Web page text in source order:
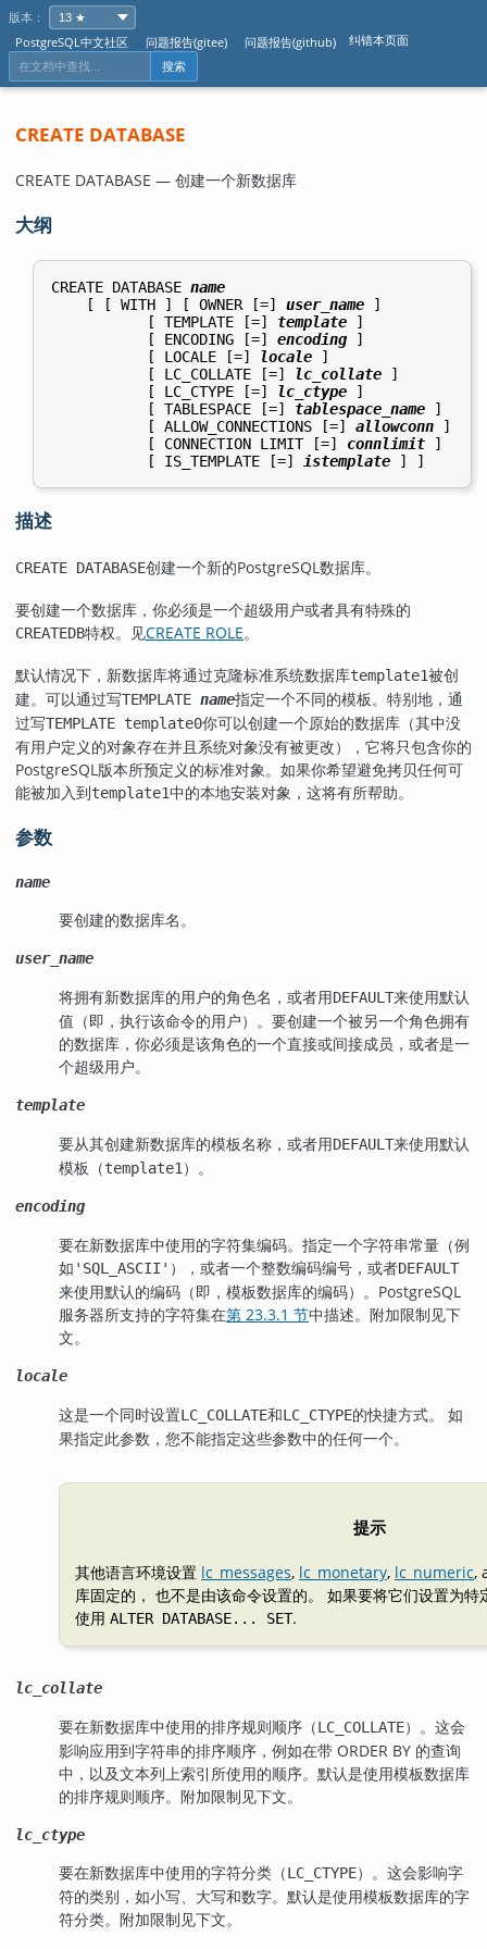
版本：
PostgreSQL中文社区
问题报告(gitee) 问题报告(github) 纠错本页面
搜索
CREATE DATABASE
CREATE DATABASE — 创建一个新数据库
大纲
CREATE DATABASE name
    [ [ WITH ] [ OWNER [=]
user_name ]
           [ TEMPLATE [=]
template ]
           [ ENCODING [=]
encoding ]
           [ LOCALE [=]
locale ]
           [ LC_COLLATE [=]
lc_collate ]
           [ LC_CTYPE [=]
lc_ctype ]
           [ TABLESPACE [=]
tablespace_name ]
           [ ALLOW_CONNECTIONS [=]
allowconn ]
           [ CONNECTION LIMIT [=]
connlimit ]
           [ IS_TEMPLATE [=]
istemplate
描述
CREATE DATABASE创建一个新的PostgreSQL数据库。
要创建一个数据库，你必须是一个超级用户或者具有特殊的
CREATEDB特权。见CREATE ROLE。
默认情况下，新数据库将通过克隆标准系统数据库template1被创
建。可以通过写TEMPLATE name指定一个不同的模板。特别地，通
过写TEMPLATE template0你可以创建一个原始的数据库（其中没
有用户定义的对象存在并且系统对象没有被更改），它将只包含你的
PostgreSQL版本所预定义的标准对象。如果你希望避免拷贝任何可
能被加入到template1中的本地安装对象，这将有所帮助。
参数
name
要创建的数据库名。
user_name
将拥有新数据库的用户的角色名，或者用DEFAULT来使用默认
值（即，执行该命令的用户）。要创建一个被另一个角色拥有
的数据库，你必须是该角色的一个直接或间接成员，或者是一
个超级用户。
template
要从其创建新数据库的模板名称，或者用DEFAULT来使用默认
模板（template1 ）。
encoding
要在新数据库中使用的字符集编码。指定一个字符串常量（例
如 'SQL_ASCII' ），或者一个整数编码编号，或者DEFAULT
来使用默认的编码（即，模板数据库的编码）。 PostgreSQL
服务器所支持的字符集在第 23.3.1 节中描述。附加限制见下
文。
locale
这是一个同时设置LC_COLLATE和LC_CTYPE的快捷方式。 如
果指定此参数，您不能指定这些参数中的任何一个。
提示
其他语言环境设置 lc_messages, lc_monetary, lc_numeric,
库固定的， 也不是由该命令设置的。 如果要将它们设置为
使用 ALTER DATABASE... SET.
lc_collate
要在新数据库中使用的排序规则顺序（LC_COLLATE）。这会
影响应用到字符串的排序顺序，例如在带 ORDER BY 的查询
中，以及文本列上索引所使用的顺序。默认是使用模板数据库
的排序规则顺序。附加限制见下文。
lc_ctype
要在新数据库中使用的字符分类（LC_CTYPE）。这会影响字
符的类别，如小写、大写和数字。默认是使用模板数据库的字
符分类。附加限制见下文。